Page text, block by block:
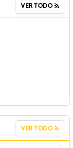
VER TODO
VER TODO